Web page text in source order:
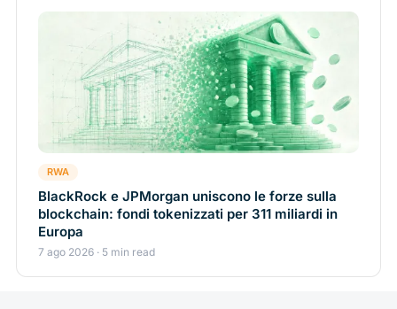
RWA
BlackRock e JPMorgan uniscono le forze sulla
blockchain: fondi tokenizzati per 311 miliardi in
Europa
7 ago 2026 · 5 min read